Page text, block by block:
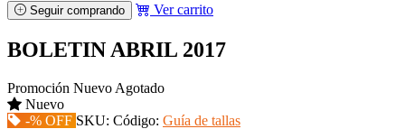
Seguir comprando Ver carrito
BOLETIN ABRIL 2017
Promoción Nuevo Agotado
Nuevo
-% OFF SKU: Código: Guía de tallas